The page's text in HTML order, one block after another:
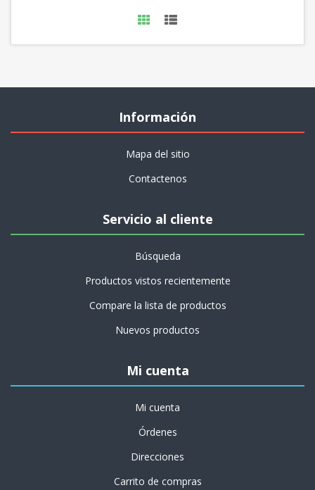
Información
Mapa del sitio
Contactenos
Servicio al cliente
Búsqueda
Productos vistos recientemente
Compare la lista de productos
Nuevos productos
Mi cuenta
Mi cuenta
Órdenes
Direcciones
Carrito de compras